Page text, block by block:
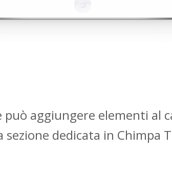
può aggiungere elementi al
sezione dedicata in Chimpa